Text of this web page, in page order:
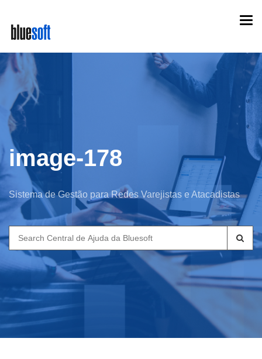
main
content
image-178
Sistema de Gestão para Redes Varejistas e Atacadistas
Search
for: